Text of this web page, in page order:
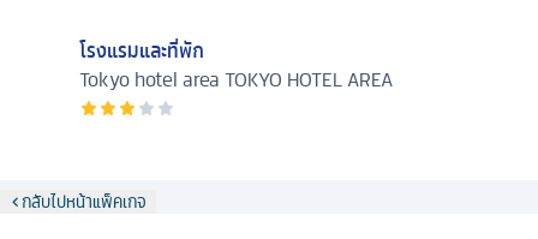
โรงแรมและที่พัก
Tokyo hotel areaTOKYO HOTEL AREA
กลับไปหน้าแพ็คเกจ